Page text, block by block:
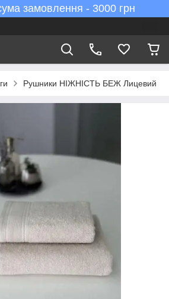
замовлення - 3000 грн
Рушники НІЖНІСТЬ БЕЖ Лицевий